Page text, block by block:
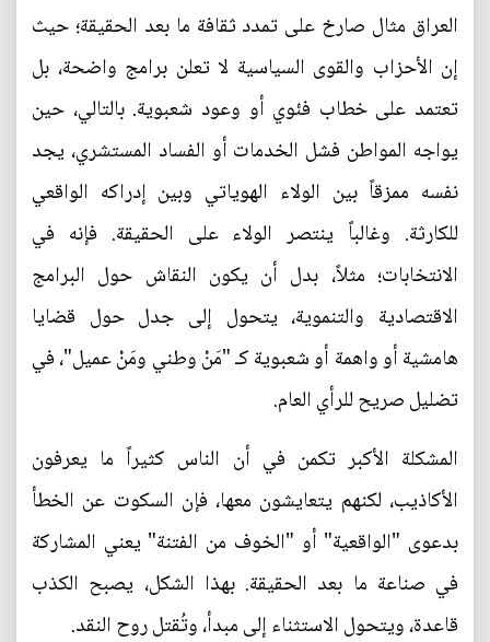
العراق مثال صارخ على تمدد ثقافة ما بعد الحقيقة؛ حيث
إن الأحزاب والقوى السياسية لا تعلن برامج واضحة، بل
تعتمد على خطاب فئوي أو وعود شعبوية. بالتالي، حين
يواجه المواطن فشل الخدمات أو الفساد المستشري، يجد
نفسه ممزقاً بين الولاء الهوياتي وبين إدراكه الواقعي
للكارثة. وغالباً ينتصر الولاء على الحقيقة. فإنه في
الانتخابات؛ مثلاً، بدل أن يكون النقاش حول البرامج
الاقتصادية والتنموية، يتحول إلى جدل حول قضايا
هامشية أو واهمة أو شعبوية كـ "مَنْ وطني ومَنْ عميل"، في
تضليل صريح للرأي العام.
المشكلة الأكبر تكمن في أن الناس كثيراً ما يعرفون
الأكاذيب، لكنهم يتعايشون معها، فإن السكوت عن الخطأ
بدعوى "الواقعية" أو "الخوف من الفتنة" يعني المشاركة
في صناعة ما بعد الحقيقة. بهذا الشكل، يصبح الكذب
قاعدة، ويتحول الاستثناء إلى مبدأ، وتُقتل روح النقد.